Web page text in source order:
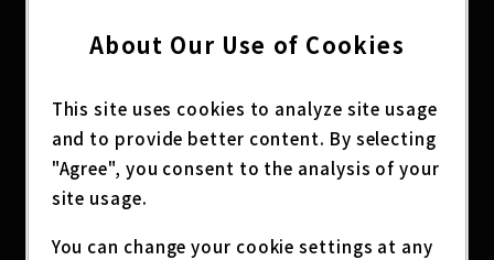
アニメ「ジョジョの奇妙な冒険 ファントムブラッ
About Our Use of Cookies
This site uses cookies to analyze site usage
and to provide better content. By selecting
"Agree", you consent to the analysis of your
site usage.
You can change your cookie settings at any